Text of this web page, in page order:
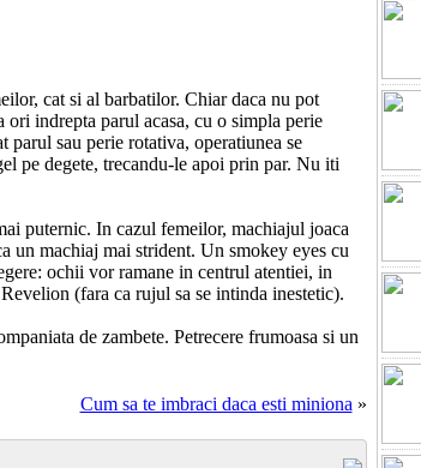
cat si al barbatilor. Chiar daca nu pot
indrepta parul acasa, cu o simpla perie
parul sau perie rotativa, operatiunea se
pe degete, trecandu-le apoi prin par. Nu iti
puternic. In cazul femeilor, machiajul joaca
un machiaj mai strident. Un smokey eyes cu
ochii vor ramane in centrul atentiei, in
(fara ca rujul sa se intinda inestetic).
de zambete. Petrecere frumoasa si un
Cum sa te imbraci daca esti miniona »